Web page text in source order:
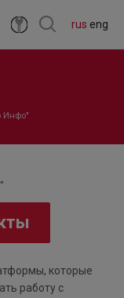
rus eng
Инфо"
которые
работу с